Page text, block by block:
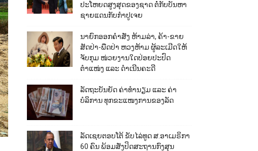
ປະໂຫຍດສູງສຸດຂອງຊາດ ຕໍ່ກັບບັນຫາ
ຊາຍແດນກັບກຳປູເຈຍ
ນາຍົກອອກຄຳສັ່ງ ຫ້າມລ່າ, ຄ້າ-ຂາຍ
ສັດປ່າ-ພືດປ່າ ຫວງຫ້າມ ຜູ້ລະເມີດໃຫ້
ຈັບກຸມ ໜ່ວຍງານໃດປ່ອຍປະປົດ
ຕຳແໜ່ງ ແລະ ດຳເນີນຄະດີ
ລັດຖະບັນຍັດ ຄ່າທຳນຽມ ແລະ ຄ່າ
ບໍລິການ ທຸກຂະແໜງການຂອງລັດ
ລັດເຊຍຕອບໂຕ້ ຂັບໄລ່ທູດ ສ.ອາເມຣິກາ
60 ຄົນ ພ້ອມສັ່ງປິດສະຖານກົງສຸນ